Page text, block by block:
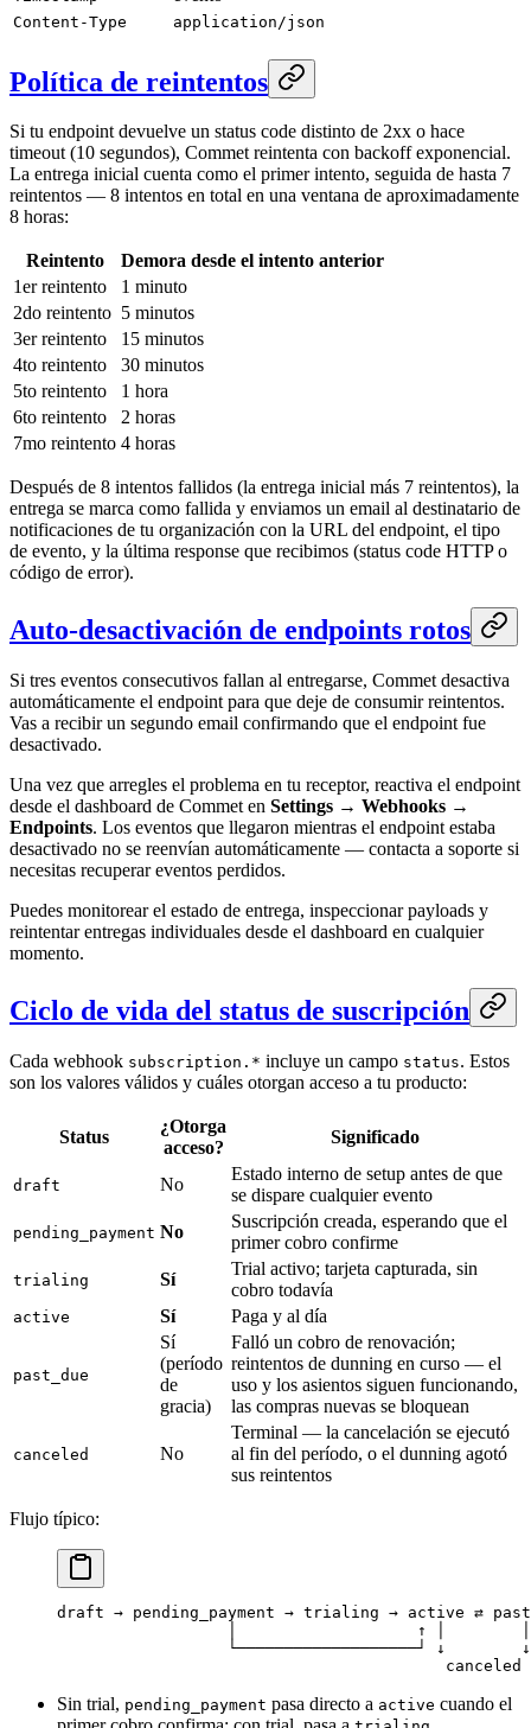
Content-Type application/json
Política de reintentos
Si tu endpoint devuelve un status code distinto de 2xx o hace
timeout (10 segundos), Commet reintenta con backoff exponencial.
La entrega inicial cuenta como el primer intento, seguida de hasta 7
reintentos — 8 intentos en total en una ventana de aproximadamente
8 horas:
Reintento
Demora desde el intento anterior
1er reintento
1 minuto
2do reintento 5 minutos
3er reintento
15 minutos
4to reintento
30 minutos
5to reintento
1 hora
6to reintento
2 horas
7mo reintento 4 horas
Después de 8 intentos fallidos (la entrega inicial más 7 reintentos), la
entrega se marca como fallida y enviamos un email al destinatario de
notificaciones de tu organización con la URL del endpoint, el tipo
de evento, y la última response que recibimos (status code HTTP o
código de error).
Auto-desactivación de endpoints rotos
Si tres eventos consecutivos fallan al entregarse, Commet desactiva
automáticamente el endpoint para que deje de consumir reintentos.
Vas a recibir un segundo email confirmando que el endpoint fue
desactivado.
Una vez que arregles el problema en tu receptor, reactiva el endpoint
desde el dashboard de Commet en Settings → Webhooks →
Endpoints. Los eventos que llegaron mientras el endpoint estaba
desactivado no se reenvían automáticamente — contacta a soporte si
necesitas recuperar eventos perdidos.
Puedes monitorear el estado de entrega, inspeccionar payloads y
reintentar entregas individuales desde el dashboard en cualquier
momento.
Ciclo de vida del status de suscripción
Cada webhook subscription.* incluye un campo status. Estos
son los valores válidos y cuáles otorgan acceso a tu producto:
Status
¿Otorga
acceso?
Significado
draft No
Estado interno de setup antes de que
se dispare cualquier evento
pending_payment No
Suscripción creada, esperando que el
primer cobro confirme
trialing Sí
Trial activo; tarjeta capturada, sin
cobro todavía
active Sí Paga y al día
past_due
Sí
(período
de
gracia)
Falló un cobro de renovación;
reintentos de dunning en curso — el
uso y los asientos siguen funcionando,
las compras nuevas se bloquean
canceled No
Terminal — la cancelación se ejecutó
al fin del período, o el dunning agotó
sus reintentos
Flujo típico:
draft → pending_payment → trialing → active ⇄
                  │                   ↑ │        │
                  └───────────────────┘ ↓        ↓
                                         canceled
Sin trial, pending_payment pasa directo a active cuando el